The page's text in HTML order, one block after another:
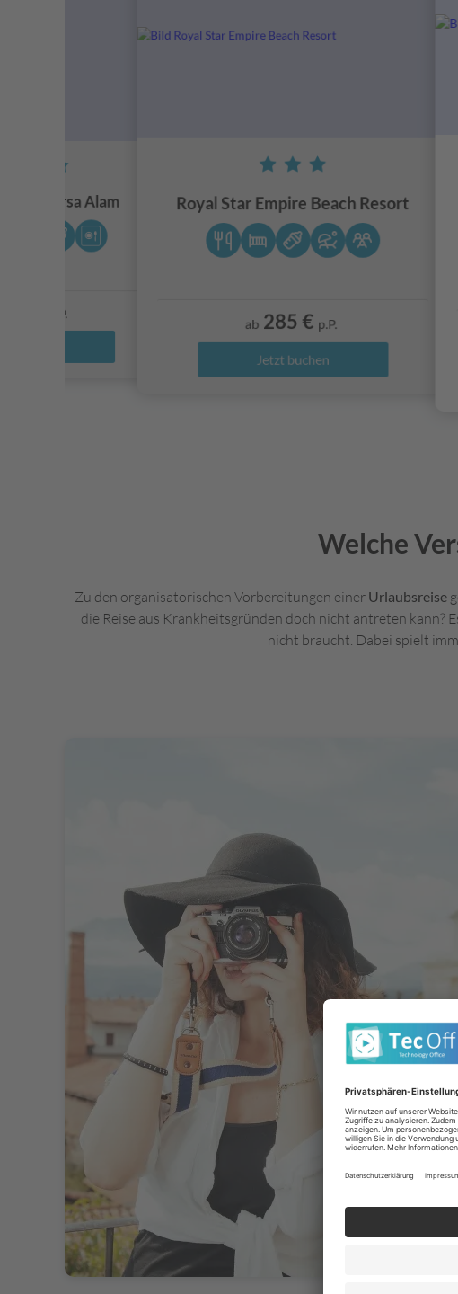
Marsa Alam
p.P.
Royal Star Empire Beach Resort
ab 285 € p.P.
Jetzt buchen
Welche
Zu den organisatorischen Vorbereitungen einer Urlaubsreise
die Reise aus Krankheitsgründen doch nicht antreten kann?
nicht braucht. Dabei spielt